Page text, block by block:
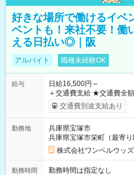
好きな場所で働けるイベ
ベントも！来社不要！働
える日払い◎｜阪
アルバイト 職種未経験OK
給与
日給16,500円～
＋交通費支給 ★交通費全額支給！ ★日払いOK！（規定あり） ┗
働いたその日に現金
交通費別途支給あり
勤務地
兵庫県宝塚市
兵庫県宝塚市栄町（最寄り
株式会社ワンベルウッズ
勤務時間
勤務時間は指定なし